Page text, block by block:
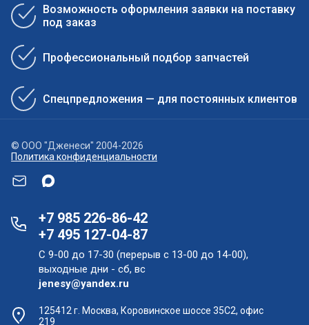
Возможность оформления заявки на поставку
под заказ
Профессиональный подбор запчастей
Спецпредложения — для постоянных клиентов
© ООО "Дженеси" 2004-2026
Политика конфиденциальности
+7 985 226-86-42
+7 495 127-04-87
С 9-00 до 17-30 (перерыв с 13-00 до 14-00),
выходные дни - сб, вс
jenesy@yandex.ru
125412 г. Москва, Коровинское шоссе 35С2, офис
219